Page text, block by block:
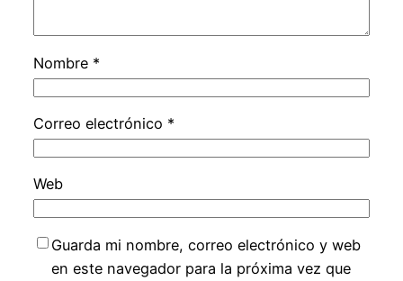
Nombre *
Correo electrónico *
Web
Guarda mi nombre, correo electrónico y web
en este navegador para la próxima vez que